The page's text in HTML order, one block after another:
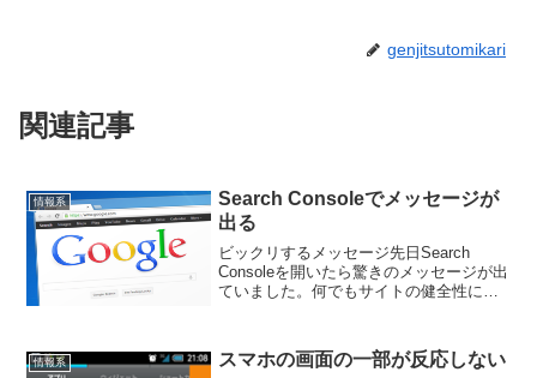
genjitsutomikari
関連記事
情報系
Search Consoleでメッセージが
出る
ビックリするメッセージ先日Search
Consoleを開いたら驚きのメッセージが出
ていました。何でもサイトの健全性に問
ったと思うのですが、どういう事なんで
しょうか？色...
情報系 スマホの画面の一部が反応しない